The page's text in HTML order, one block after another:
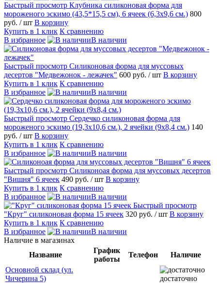
Быстрый просмотр Клубника силиконовая форма для
мороженого эскимо (43,5*15,5 см), 6 ячеек (6,3х9,6 см.) 800
руб. / шт В корзину
Купить в 1 клик К сравнению
В избранное
В наличии
Быстрый просмотр Силиконовая форма для муссовых
десертов "Медвежонок - лежачек" 600 руб. / шт В корзину
Купить в 1 клик К сравнению
В избранное
В наличии
Быстрый просмотр Сердечко силиконовая форма для
мороженого эскимо (19,3х10,6 см.), 2 ячейки (9х8,4 см.) 140
руб. / шт В корзину
Купить в 1 клик К сравнению
В избранное
В наличии
Быстрый просмотр Силиконоая форма для муссовых десертов
"Вишня" 6 ячеек 490 руб. / шт В корзину
Купить в 1 клик К сравнению
В избранное
В наличии
Быстрый просмотр
"Круг" силиконовая форма 15 ячеек 320 руб. / шт В корзину
Купить в 1 клик К сравнению
В избранное
В наличии
Наличие в магазинах
Название
График
работы
Телефон
Наличие
Основной склад (ул.
Чичерина 5)
достаточно